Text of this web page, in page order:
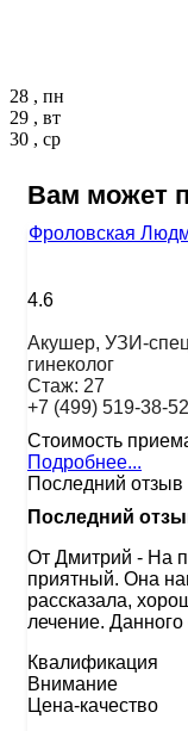
28 , пн
29 , вт
30 , ср
Вам может
Фроловская
4.6
Акушер, УЗИ-
гинеколог
Стаж: 27
+7 (499) 519-38-52
Стоимость
Подробнее...
Последний отзыв
Последний
От Дмитрий - На
приятный. Она
рассказала,
лечение.
Квалификация
Внимание
Цена-качество